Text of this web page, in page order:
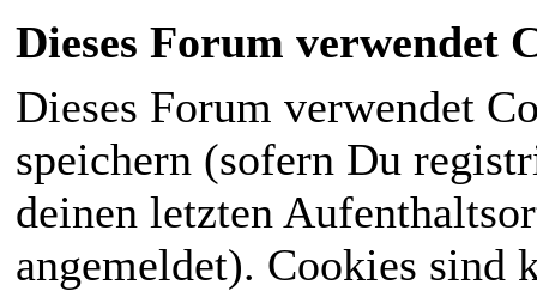
Dieses Forum verwendet
Dieses Forum verwendet
speichern (sofern Du
deinen letzten
angemeldet). Cookies sind